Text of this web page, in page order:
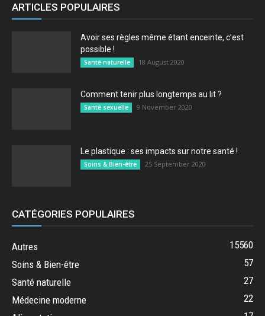
ARTICLES POPULAIRES
Avoir ses règles même étant enceinte, c’est
possible !
Santé naturelle 18 August 2020
Comment tenir plus longtemps au lit ?
Santé sexuelle 9 November 2020
Le plastique : ses impacts sur notre santé !
Soins & Bien-être 25 September 2020
CATÉGORIES POPULAIRES
Autres
15560
Soins & Bien-être
57
Santé naturelle
27
Médecine moderne
22